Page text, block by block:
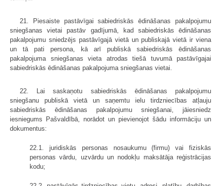
21. Piesaiste pastāvīgai sabiedriskās ēdināšanas pakalpojumu
sniegšanas vietai pastāv gadījumā, kad sabiedriskās ēdināšanas
pakalpojumu sniedzējs pastāvīgajā vietā un publiskajā vietā ir viena
un tā pati persona, kā arī publiskā sabiedriskās ēdināšanas
pakalpojuma sniegšanas vieta atrodas tiešā tuvumā pastāvīgajai
sabiedriskās ēdināšanas pakalpojuma sniegšanas vietai.
22. Lai saskaņotu sabiedriskās ēdināšanas pakalpojumu
sniegšanu publiskā vietā un saņemtu ielu tirdzniecības atļauju
sabiedriskās ēdināšanas pakalpojumu sniegšanai, jāiesniedz
iesniegums Pašvaldībā, norādot un pievienojot šādu informāciju un
dokumentus:
22.1. juridiskās personas nosaukumu (firmu) vai fiziskās
personas vārdu, uzvārdu un nodokļu maksātāja reģistrācijas
kodu;